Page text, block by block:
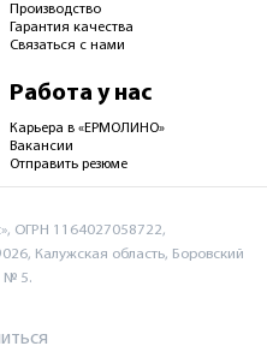
Производство
Гарантия качества
Связаться с нами
Работа у нас
Карьера в «ЕРМОЛИНО»
Вакансии
Отправить резюме
ОГРН 1164027058722,
Калужская область, Боровский
№ 5.